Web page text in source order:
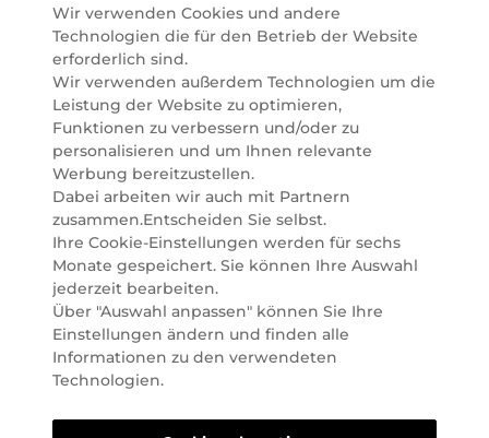
Hause oder in Ihre Wunsch-Parfümerie liefern.
BERATUNG & EXPERTISE
Marionnaud wurde im Jahr 1984 in Paris gegründet
und ist seit 2001 in Österreich vertreten. Mit rund 80
Parfümerien und unserem Online Shop sind wir
Marktführer im selektiven Beautyhandel in
Österreich. Seit 2023 liefern wir auch nach
Deutschland. Durch abwechselnde Aktionen und
attraktive Angebote zu allen Anlässen finden Sie bei
Marionnaud alles, was Beauty Herzen höherschlagen
lässt. Wir glauben fest daran, dass Freude auf viele
Arten geschaffen werden kann. Vom beruhigenden
und pflegenden Gefühl Ihrer Lieblingsaugencreme
bis zur positiven Verpflichtung zu nachhaltigen
Rohstoffen. Darum suchen wir jeden Tag nach
Wegen, um Ihnen das tägliche Wohlfühlen zu
können online und offline zu beraten und bei Ihren
Wir verwenden Cookies und andere
Technologien die für den Betrieb der Website
erforderlich sind.
Wir verwenden außerdem Technologien um die
Leistung der Website zu optimieren,
Funktionen zu verbessern und/oder zu
personalisieren und um Ihnen relevante
Werbung bereitzustellen.
Dabei arbeiten wir auch mit Partnern
zusammen.Entscheiden Sie selbst.
Ihre Cookie-Einstellungen werden für sechs
Monate gespeichert. Sie können Ihre Auswahl
jederzeit bearbeiten.
Über "Auswahl anpassen" können Sie Ihre
Einstellungen ändern und finden alle
Informationen zu den verwendeten
Technologien.